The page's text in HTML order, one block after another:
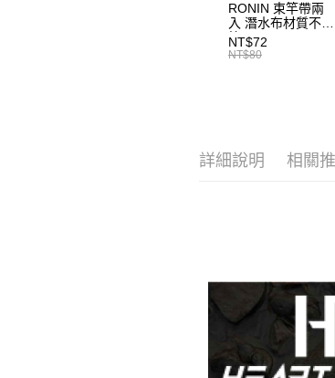
RONIN 束竿帶兩
入 潛水布材質不傷
竿 A027
NT$72
NT$80
詳細說明 相關